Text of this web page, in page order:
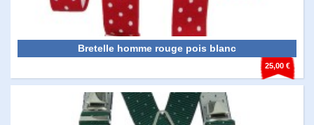
25,00 €
Bretelle homme rouge pois blanc